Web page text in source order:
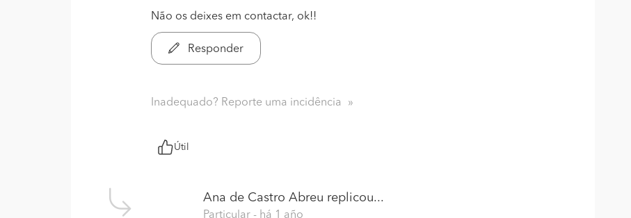
Não os deixes em contactar, ok!!
Responder
Inadequado? Reporte uma incidência
Útil
Ana de Castro Abreu replicou...
Particular - há 1 año